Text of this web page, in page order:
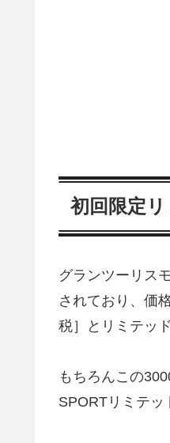
初回限定
グランツーリス
されており、価
税］とリミテッ
もちろんこの
SPORTリミテッ